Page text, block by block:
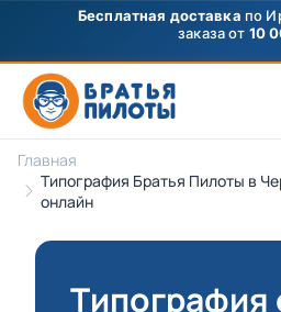
Скидка250 ₽на первый
промокоду
Главная
Типография Братья Пилоты в
онлайн
Типография